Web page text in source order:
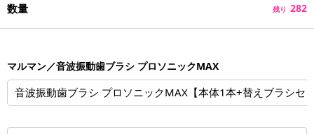
数量 残り 282
マルマン／音波振動歯ブラシ プロソニックMAX
音波振動歯ブラシ プロソニックMAX【本体1本+替えブラシセ